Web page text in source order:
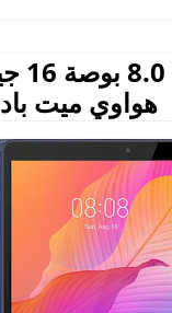
هواوي ميت باد